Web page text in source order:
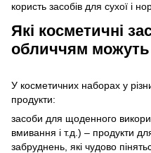
користь засобів для сухої і
Які косметичні
обличчям можуть
У косметичних наборах у
продукти:
засоби для щоденного
вмивання і т.д.) – продукти
забруднень, які чудово